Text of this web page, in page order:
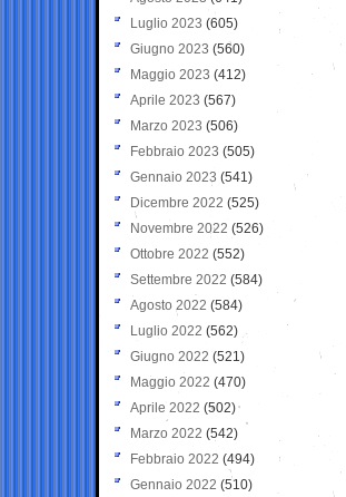
Luglio 2023 (605)
Giugno 2023 (560)
Maggio 2023 (412)
Aprile 2023 (567)
Marzo 2023 (506)
Febbraio 2023 (505)
Gennaio 2023 (541)
Dicembre 2022 (525)
Novembre 2022 (526)
Ottobre 2022 (552)
Settembre 2022 (584)
Agosto 2022 (584)
Luglio 2022 (562)
Giugno 2022 (521)
Maggio 2022 (470)
Aprile 2022 (502)
Marzo 2022 (542)
Febbraio 2022 (494)
Gennaio 2022 (510)